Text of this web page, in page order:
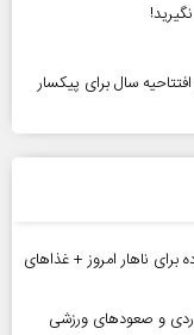
و ساده برای ناهار امروز + غذاهای
و صعودهای ورزشی